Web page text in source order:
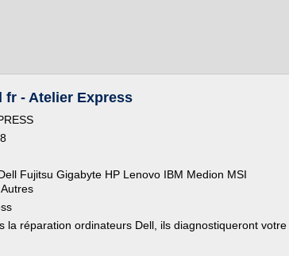
fr - Atelier Express
Fujitsu Gigabyte HP Lenovo IBM Medion MSI
la réparation ordinateurs Dell, ils diagnostiqueront votre